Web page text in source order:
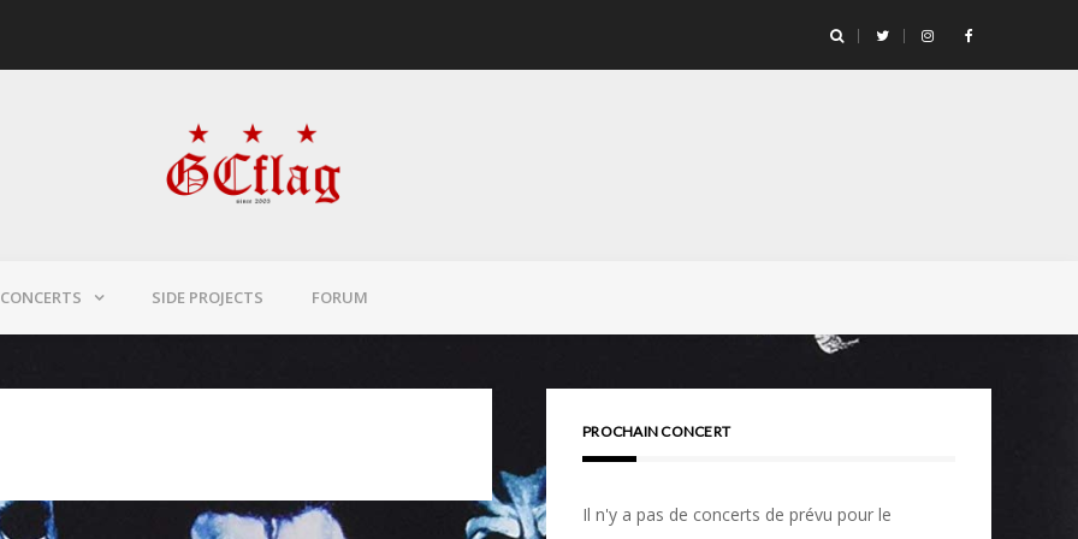
CONCERTS SIDE PROJECTS FORUM
PROCHAIN CONCERT
Il n'y a pas de concerts de prévu pour le